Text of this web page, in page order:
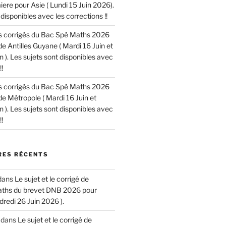
pour Asie ( Lundi 15 Juin 2026).
avec les corrections !!
corrigés du Bac Spé Maths 2026
Antilles Guyane ( Mardi 16 Juin et
). Les sujets sont disponibles avec
corrigés du Bac Spé Maths 2026
Métropole ( Mardi 16 Juin et
). Les sujets sont disponibles avec
RÉCENTS
Le sujet et le corrigé de
du brevet DNB 2026 pour
26 Juin 2026 ).
dans Le sujet et le corrigé de